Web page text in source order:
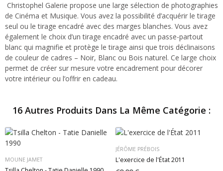
Christophel Galerie propose une large sélection de photographies
de Cinéma et Musique. Vous avez la possibilité d’acquérir le tirage
seul ou le tirage encadré avec des marges blanches. Vous avez
également le choix d’un tirage encadré avec un passe-partout
blanc qui magnifie et protège le tirage ainsi que trois déclinaisons
de couleur de cadres – Noir, Blanc ou Bois naturel. Ce large choix
permet de créer sur mesure votre encadrement pour décorer
votre intérieur ou l’offrir en cadeau.
16 Autres Produits Dans La Même Catégorie :
MOUNE JAMET
JÉRÔME PRÉBOIS
L'exercice de l'État 2011